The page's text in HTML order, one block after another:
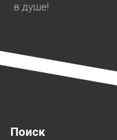
в душе!
Поиск